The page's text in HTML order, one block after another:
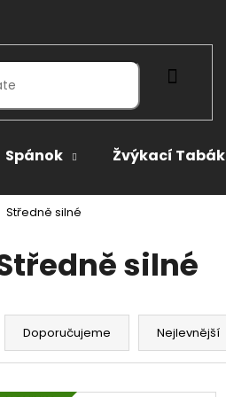
Spánok Žvýkací Tabák
Středně silné
silné
Ř
Doporučujeme Nejlevnější